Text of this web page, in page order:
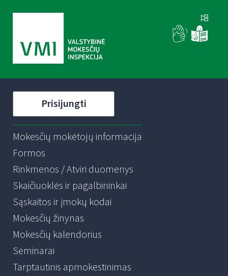
Prisijungti
Mokesčių mokėtojų informacija
Formos
Rinkmenos / Atviri duomenys
Skaičiuoklės ir pagalbininkai
Sąskaitos ir įmokų kodai
Mokesčių žinynas
Mokesčių kalendorius
Seminarai
Tarptautinis apmokestinimas